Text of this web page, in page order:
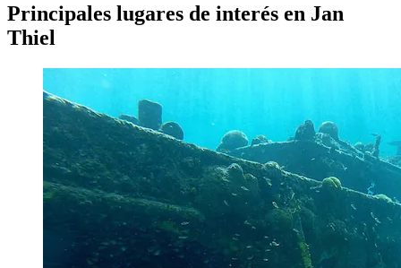
Principales lugares de interés en Jan
Thiel